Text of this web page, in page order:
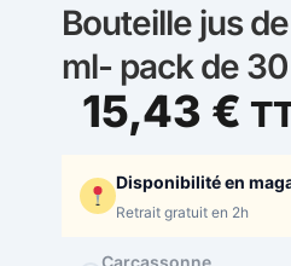
Bouteille jus
ml- pack de 30
15,43 €
Disponibilité en
Retrait gratuit en 2h